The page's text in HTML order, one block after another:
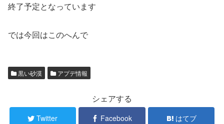
終了予定となっています
では今回はこのへんで
黒い砂漠 アプデ情報
シェアする
Twitter Facebook はてブ